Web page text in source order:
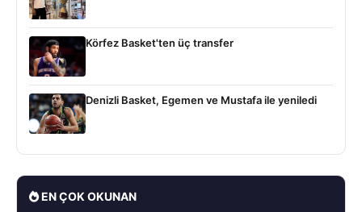
Körfez Basket'ten üç transfer
Denizli Basket, Egemen ve Mustafa ile yeniledi
EN ÇOK OKUNAN